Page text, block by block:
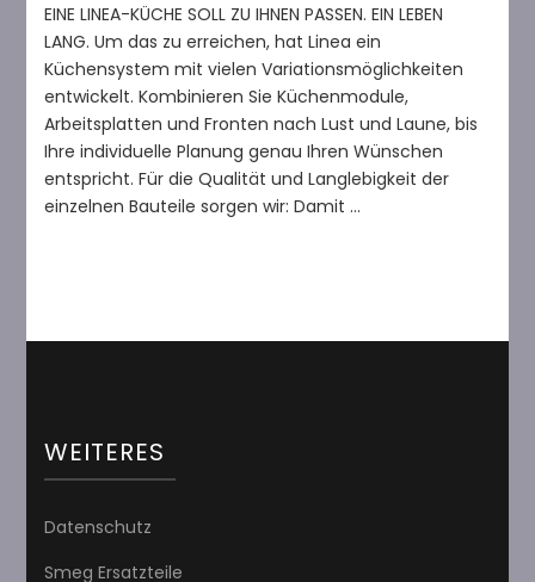
Küchen
EINE LINEA-KÜCHE SOLL ZU IHNEN PASSEN. EIN LEBEN
LANG. Um das zu erreichen, hat Linea ein
Küchensystem mit vielen Variationsmöglichkeiten
entwickelt. Kombinieren Sie Küchenmodule,
Arbeitsplatten und Fronten nach Lust und Laune, bis
Ihre individuelle Planung genau Ihren Wünschen
entspricht. Für die Qualität und Langlebigkeit der
einzelnen Bauteile sorgen wir: Damit …
WEITERES
Datenschutz
Smeg Ersatzteile